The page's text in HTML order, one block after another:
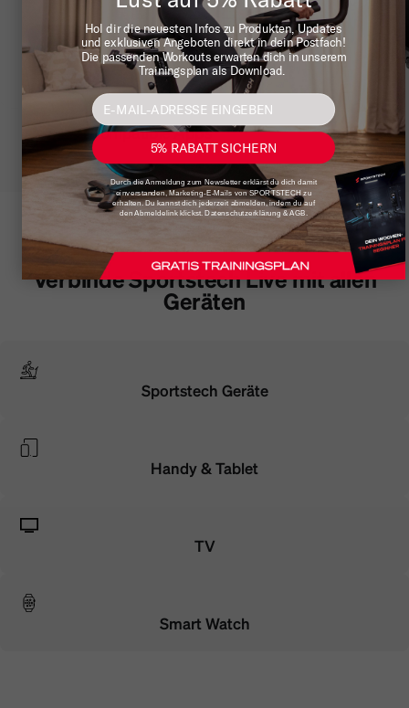
Kompatible Apps
SMART CONNECT
Verbinde Sportstech Live mit allen
Geräten
Sportstech Geräte
Handy & Tablet
TV
Smart Watch
Hol dir die neuesten Infos zu Produkten, Updates
und exklusiven Angeboten direkt in dein Postfach!
Die passenden Workouts erwarten dich in unserem
Trainingsplan als Download.
5% RABATT SICHERN
Durch die Anmeldung zum Newsletter erklärst du dich damit
einverstanden, Marketing-E-Mails von SPORTSTECH zu
erhalten. Du kannst dich jederzeit abmelden, indem du auf
den Abmeldelink klickst. Datenschutzerklärung & AGB.